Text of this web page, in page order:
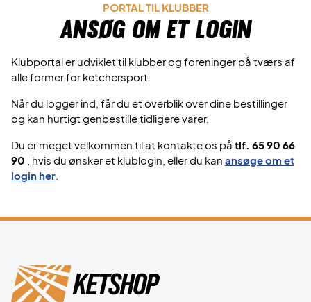
PORTAL TIL KLUBBER
Ansøg om et login
Klubportal er udviklet til klubber og foreninger på tværs af
alle former for ketchersport.
Når du logger ind, får du et overblik over dine bestillinger
og kan hurtigt genbestille tidligere varer.
Du er meget velkommen til at kontakte os på tlf. 65 90 66
90
, hvis du ønsker et klublogin, eller du kan ansøge om et
login her